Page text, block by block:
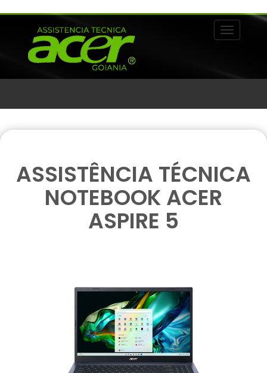
Alternar
ASSISTÊNCIA TÉCNICA
NOTEBOOK ACER
ASPIRE 5